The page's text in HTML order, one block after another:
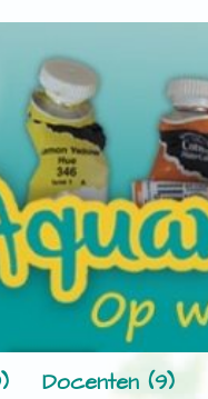
Docenten (9)